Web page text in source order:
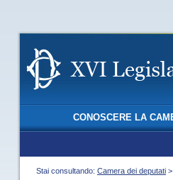
CONOSCERE LA
Stai consultando: Camera dei deputati >